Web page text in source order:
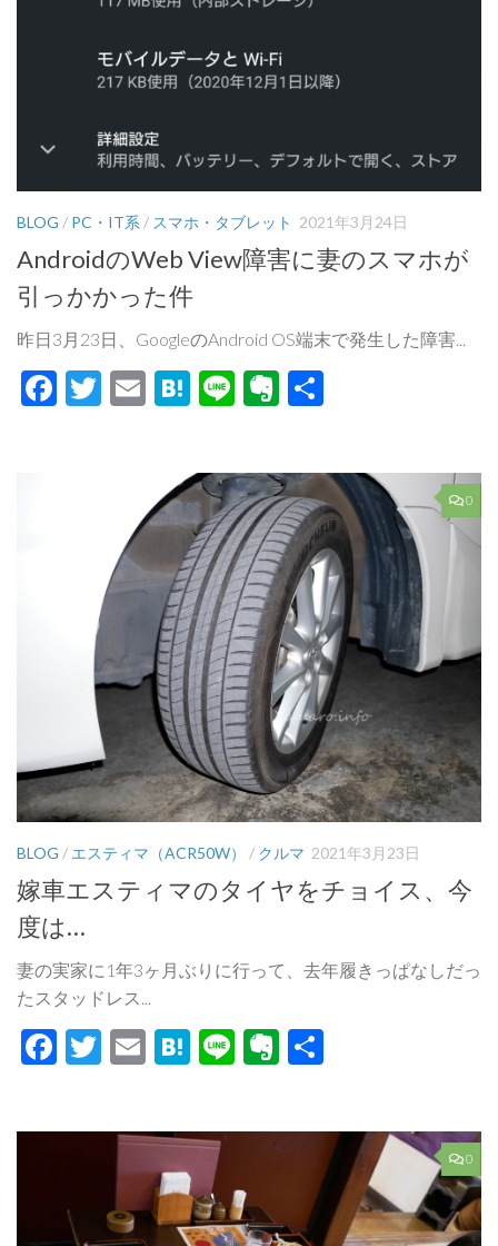
BLOG / PC・IT系 / スマホ・タブレット 2021年3月24日
AndroidのWeb View障害に妻のスマホが
引っかかった件
昨日3月23日、GoogleのAndroid OS端末で発生した障害...
Facebook
Twitter
EmailHatena
LineEvernote
0
BLOG / エスティマ（ACR50W） / クルマ 2021年3月23日
嫁車エスティマのタイヤをチョイス、今
度は…
妻の実家に1年3ヶ月ぶりに行って、去年履きっぱなしだっ
たスタッドレス...
Facebook
Twitter
EmailHatena
LineEvernote
0